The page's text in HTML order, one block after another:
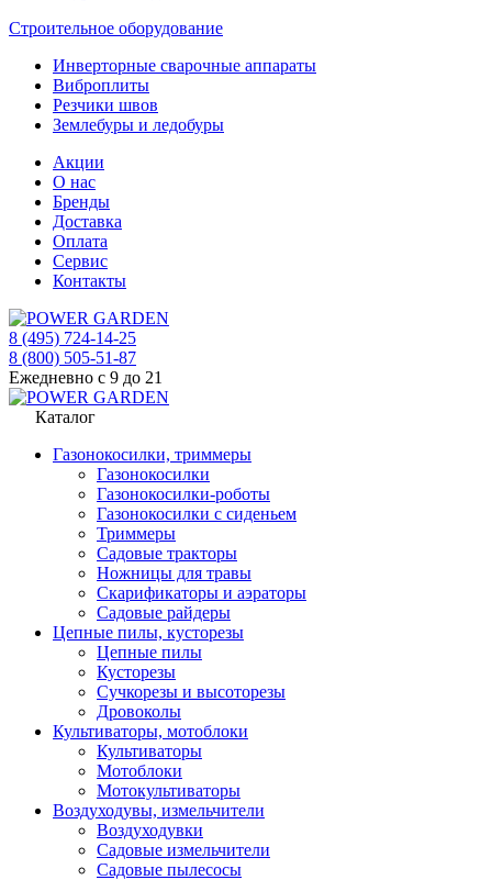
Строительное оборудование
Инверторные сварочные аппараты
Виброплиты
Резчики швов
Землебуры и ледобуры
Акции
О нас
Бренды
Доставка
Оплата
Сервис
Контакты
8 (495) 724-14-25
8 (800) 505-51-87
Ежедневно с 9 до 21
Каталог
Газонокосилки, триммеры
Газонокосилки
Газонокосилки-роботы
Газонокосилки с сиденьем
Триммеры
Садовые тракторы
Ножницы для травы
Скарификаторы и аэраторы
Садовые райдеры
Цепные пилы, кусторезы
Цепные пилы
Кусторезы
Сучкорезы и высоторезы
Дровоколы
Культиваторы, мотоблоки
Культиваторы
Мотоблоки
Мотокультиваторы
Воздуходувы, измельчители
Воздуходувки
Садовые измельчители
Садовые пылесосы